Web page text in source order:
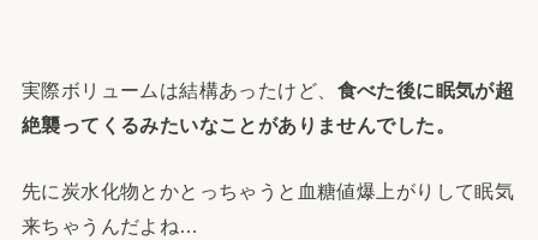
実際ボリュームは結構あったけど、 食べた後に眠気が超
絶襲ってくるみたいなことがありませんでした。
先に炭水化物とかとっちゃうと血糖値爆上がりして眠気
来ちゃうんだよね…